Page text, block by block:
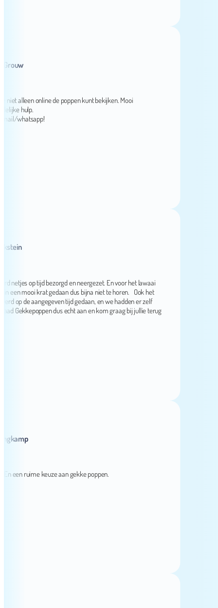
alleen online de poppen kunt bekijken. Mooi
hulp.
whatsapp!
op tijd bezorgd en neergezet. En voor het lawaai
mooi krat gedaan dus bijna niet te horen. Ook het
de aangegeven tijd gedaan, en we hadden er zelf
dus echt aan en kom graag bij jullie terug
ruime keuze aan gekke poppen.